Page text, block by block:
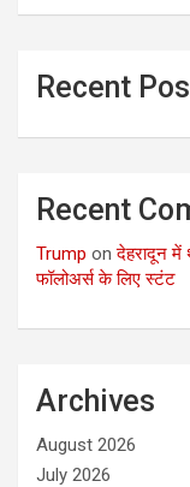
Recent
Recent
Trump onदेहरादून में
फॉलोअर्स के लिए स्टंट
Archives
August 2026
July 2026